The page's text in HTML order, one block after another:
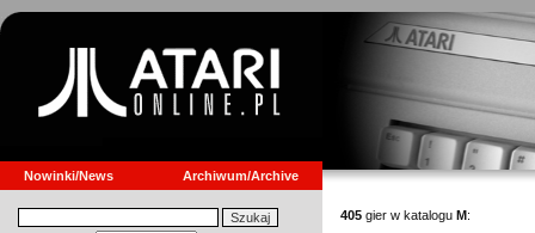
Nowinki/News Archiwum/Archive
405 gier w katalogu M: